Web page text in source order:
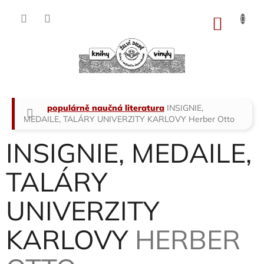
Domů
populárně naučná literatura INSIGNIE,
MEDAILE, TALÁRY UNIVERZITY KARLOVY Herber Otto
INSIGNIE, MEDAILE,
TALÁRY
UNIVERZITY
KARLOVY HERBER